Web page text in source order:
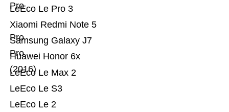
LeEco Le 2
LeEco Le S3
LeEco Le Max 2
Huawei Honor 6x
(2016)
Samsung Galaxy J7
Pro
Xiaomi Redmi Note 5
Pro
LeEco Le Pro 3
Pro